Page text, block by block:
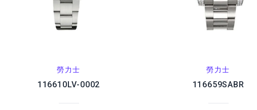
勞力士
116610LV-0002
勞力士
116659SABR